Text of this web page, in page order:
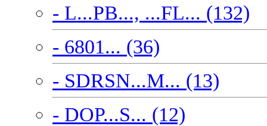
- L...PB..., ...FL... (132)
- 6801... (36)
- SDRSN...M... (13)
- DOP...S... (12)